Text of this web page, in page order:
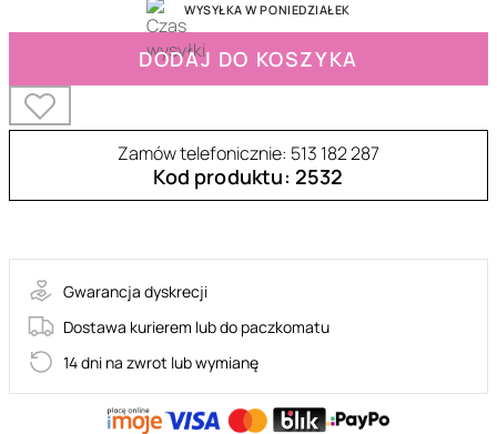
WYSYŁKA W PONIEDZIAŁEK
DODAJ DO KOSZYKA
Zamów telefonicznie: 513 182 287
Kod produktu: 2532
Gwarancja dyskrecji
Dostawa kurierem lub do paczkomatu
14 dni na zwrot lub wymianę